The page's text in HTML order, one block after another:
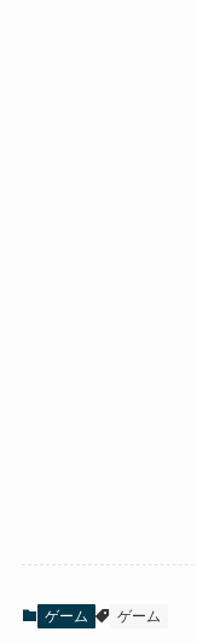
ゲーム ゲーム